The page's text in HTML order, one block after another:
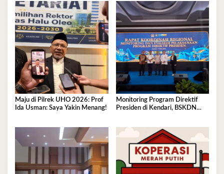
anak di Kelurahan Lapulu
Maju di Pilrek UHO 2026: Prof
Ida Usman: Saya Yakin Menang!
Monitoring Program Direktif
Presiden di Kendari, BSKDN